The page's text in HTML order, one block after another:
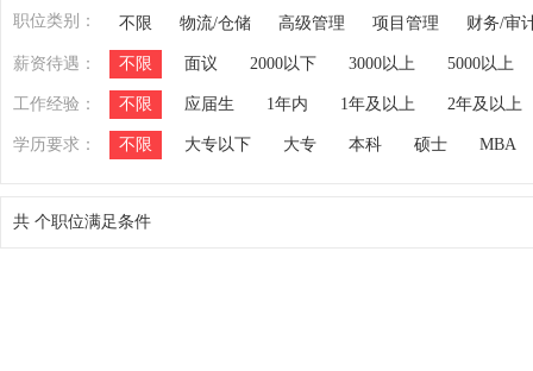
职位类别： 不限 物流/仓储 高级管理 项目管理 财务/审
薪资待遇： 不限 面议 2000以下 3000以上 5000以上
工作经验： 不限 应届生 1年内 1年及以上 2年及以上
学历要求： 不限 大专以下 大专 本科 硕士 MBA
共 个职位满足条件